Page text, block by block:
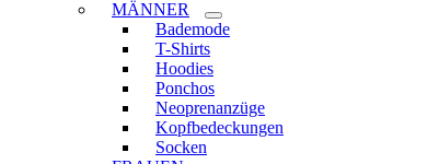
MÄNNER
Bademode
T-Shirts
Hoodies
Ponchos
Neoprenanzüge
Kopfbedeckungen
Socken